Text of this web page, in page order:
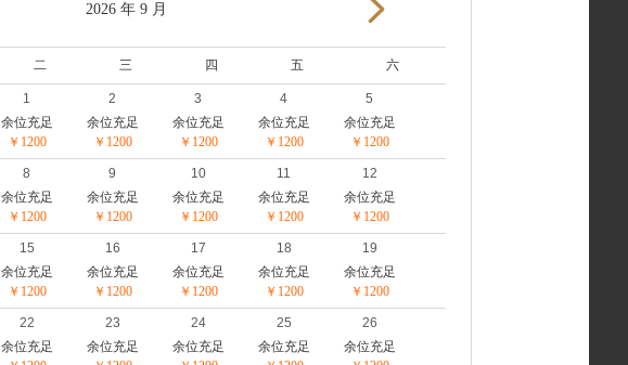
2026 年 9 月
二 三 四 五 六
1
余位充足
￥1200
2
余位充足
￥1200
3
余位充足
￥1200
4
余位充足
￥1200
5
余位充足
￥1200
8
余位充足
￥1200
9
余位充足
￥1200
10
余位充足
￥1200
11
余位充足
￥1200
12
余位充足
￥1200
15
余位充足
￥1200
16
余位充足
￥1200
17
余位充足
￥1200
18
余位充足
￥1200
19
余位充足
￥1200
22
余位充足
23
余位充足
24
余位充足
25
余位充足
26
余位充足